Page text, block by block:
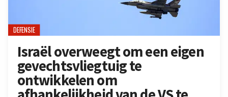
DEFENSIE
Israël overweegt om een eigen
gevechtsvliegtuig te
ontwikkelen om